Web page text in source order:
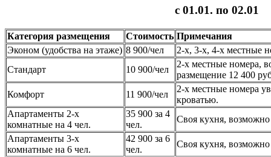
с 01.01. по 02.01
Категория размещения Стоимость Примечания
Эконом (удобства на этаже) 8 900/чел
2-х, 3-х, 4-х местные
Стандарт
10 900/чел
2-х местные номера,
размещение 12 400
Комфорт
11 900/чел
2-х местные номера
кроватью.
Апартаменты 2-х
комнатные на 4 чел.
35 900 за 4
чел.
Своя кухня,
Апартаменты 3-х
комнатные на 6 чел.
42 900 за 6
чел.
Своя кухня,